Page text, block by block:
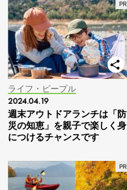
ライフ・ピープル
2024.04.19
週末アウトドアランチは「防
災の知恵」を親子で楽しく身
につけるチャンスです